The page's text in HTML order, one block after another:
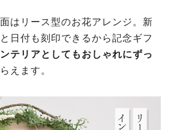
はリース型のお花アレンジ。新
日付も刻印できるから記念ギフ
テリアとしてもおしゃれにずっ
えます。